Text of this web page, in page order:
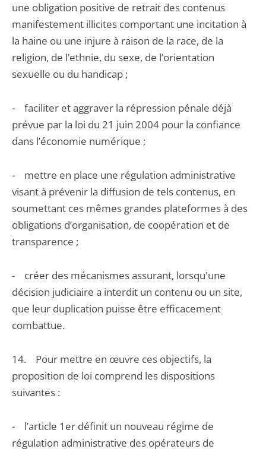
une obligation positive de retrait des contenus
manifestement illicites comportant une incitation à
la haine ou une injure à raison de la race, de la
religion, de l’ethnie, du sexe, de l’orientation
sexuelle ou du handicap ;
- faciliter et aggraver la répression pénale déjà
prévue par la loi du 21 juin 2004 pour la confiance
dans l’économie numérique ;
- mettre en place une régulation administrative
visant à prévenir la diffusion de tels contenus, en
soumettant ces mêmes grandes plateformes à des
obligations d’organisation, de coopération et de
transparence ;
- créer des mécanismes assurant, lorsqu'une
décision judiciaire a interdit un contenu ou un site,
que leur duplication puisse être efficacement
combattue.
14. Pour mettre en œuvre ces objectifs, la
proposition de loi comprend les dispositions
suivantes :
- l’article 1er définit un nouveau régime de
régulation administrative des opérateurs de